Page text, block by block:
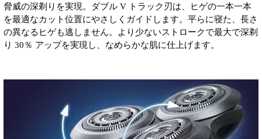
脅威の深剃りを実現。ダブル V トラック刃は、ヒゲの一本一本
を最適なカット位置にやさしくガイドします。平らに寝た、長さ
の異なるヒゲも逃しません。より少ないストロークで最大で深剃
り 30％ アップを実現し、なめらかな肌に仕上げます。